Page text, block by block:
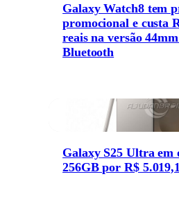
Galaxy Watch8 tem
promocional e custa
reais na versão
Bluetooth
Galaxy S25 Ultra em
256GB por R$